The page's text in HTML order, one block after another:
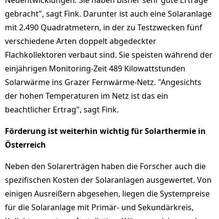
gebracht", sagt Fink. Darunter ist auch eine Solaranlage
mit 2.490 Quadratmetern, in der zu Testzwecken fünf
verschiedene Arten doppelt abgedeckter
Flachkollektoren verbaut sind. Sie speisten während der
einjährigen Monitoring-Zeit 489 Kilowattstunden
Solarwärme ins Grazer Fernwärme-Netz. "Angesichts
der hohen Temperaturen im Netz ist das ein
beachtlicher Ertrag", sagt Fink.
Förderung ist weiterhin wichtig für Solarthermie in
Österreich
Neben den Solarerträgen haben die Forscher auch die
spezifischen Kosten der Solaranlagen ausgewertet. Von
einigen Ausreißern abgesehen, liegen die Systempreise
für die Solaranlage mit Primär- und Sekundärkreis,